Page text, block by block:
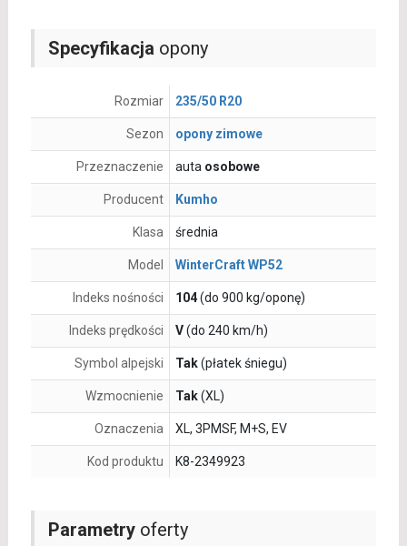
Parametryoferty
Specyfikacja opony
Rozmiar 235/50 R20
Sezon opony zimowe
Przeznaczenie auta osobowe
Producent Kumho
Klasa średnia
Model WinterCraft WP52
Indeks nośności 104(do 900 kg/oponę)
Indeks prędkości V(do 240 km/h)
Symbol alpejski Tak(płatek śniegu)
Wzmocnienie Tak(XL)
Oznaczenia XL, 3PMSF, M+S, EV
Kod produktu K8-2349923